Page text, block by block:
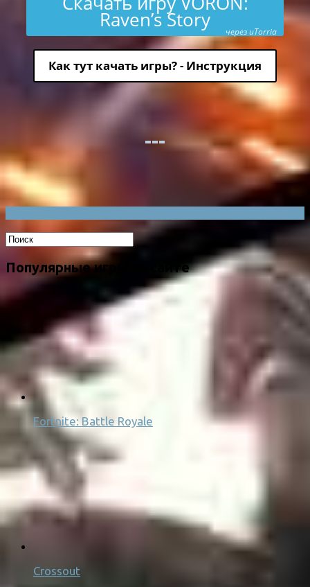
Raven’s Story через uTorria
Как тут качать игры? - Инструкция
Популярные игры на сайте
Fortnite: Battle Royale
Crossout